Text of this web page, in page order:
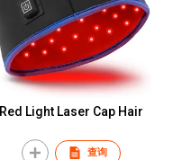
Red Light Laser Cap Hair
查询